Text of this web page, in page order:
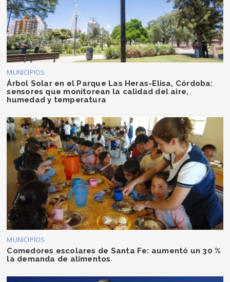
MUNICIPIOS
Árbol Solar en el Parque Las Heras-Elisa, Córdoba:
sensores que monitorean la calidad del aire,
humedad y temperatura
MUNICIPIOS
Comedores escolares de Santa Fe: aumentó un 30 %
la demanda de alimentos